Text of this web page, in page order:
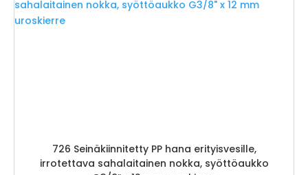
726 Seinäkiinnitetty PP hana erityisvesille,
irrotettava sahalaitainen nokka, syöttöaukko